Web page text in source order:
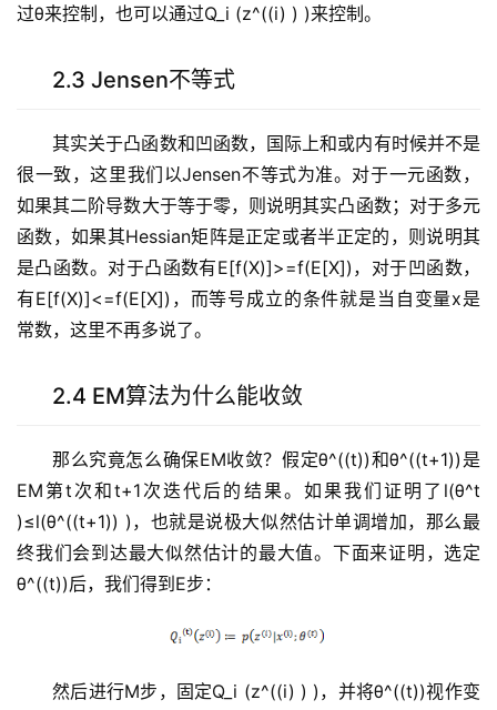
过θ来控制，也可以通过Q_i (z^((i) ) )来控制。
2.3 Jensen不等式
其实关于凸函数和凹函数，国际上和或内有时候并不是
很一致，这里我们以Jensen不等式为准。对于一元函数，
如果其二阶导数大于等于零，则说明其实凸函数；对于多元
函数，如果其Hessian矩阵是正定或者半正定的，则说明其
是凸函数。对于凸函数有E[f(X)]>=f(E[X])，对于凹函数，
有E[f(X)]<=f(E[X])，而等号成立的条件就是当自变量x是
常数，这里不再多说了。
2.4 EM算法为什么能收敛
那么究竟怎么确保EM收敛？假定θ^((t))和θ^((t+1))是
EM第t次和t+1次迭代后的结果。如果我们证明了l(θ^t
)≤l(θ^((t+1)) )，也就是说极大似然估计单调增加，那么最
终我们会到达最大似然估计的最大值。下面来证明，选定
θ^((t))后，我们得到E步：
然后进行M步，固定Q_i (z^((i) ) )，并将θ^((t))视作变